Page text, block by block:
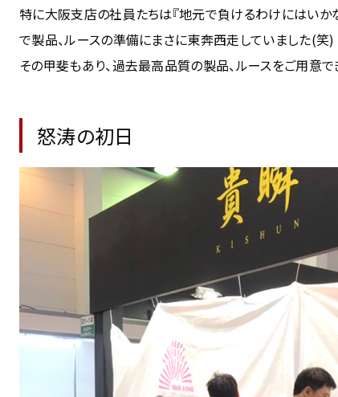
特に大阪支店の社員たちは『地元で負けるわけにはいか
で製品、ルースの準備にまさに東奔西走していました(笑)
その甲斐もあり、過去最高品質の製品、ルースをご用意で
怒涛の初日